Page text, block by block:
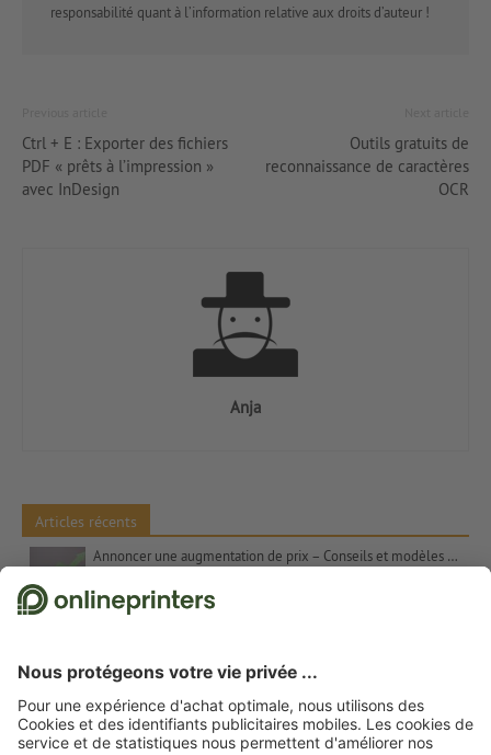
responsabilité quant à l’information relative aux droits d’auteur !
Ctrl + E : Exporter des fichiers
PDF « prêts à l’impression »
avec InDesign
Outils gratuits de
reconnaissance de caractères
OCR
Anja
Articles récents
Annoncer une augmentation de prix – Conseils et modèles de textes
Cadeaux de Noël pour les clients – Inspiration et conseils